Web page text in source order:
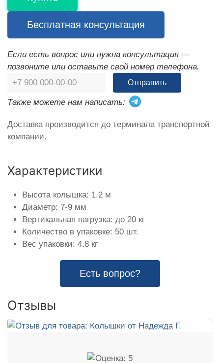
Бесплатная консультация
Если есть вопрос или нужна консультация —
позвоните или оставьте свой номер телефона.
Отправить
Также можете нам написать:
Доставка производится до терминала транспортной
компании.
Характеристики
Высота колышка: 1.2 м
Диаметр: 7-9 мм
Вертикальная нагрузка: до 20 кг
Количество в упаковке: 50 шт.
Вес упаковки: 4.8 кг
Есть вопрос?
Отзывы